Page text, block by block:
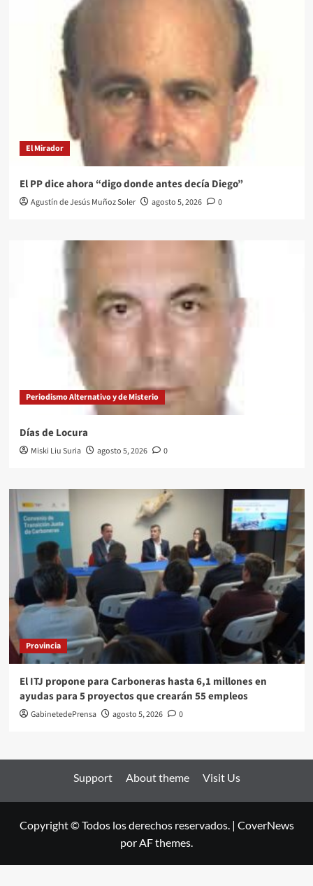
El Mirador
El PP dice ahora “digo donde antes decía Diego”
Agustín de Jesús Muñoz Soler agosto 5, 2026 0
Periodismo Alternativo y de Misterio
Días de Locura
Miski Liu Suria agosto 5, 2026 0
Provincia
El ITJ propone para Carboneras hasta 6,1 millones en
ayudas para 5 proyectos que crearán 55 empleos
GabinetedePrensa agosto 5, 2026 0
Support About theme Visit Us
Copyright © Todos los derechos reservados. | CoverNews
por AF themes.